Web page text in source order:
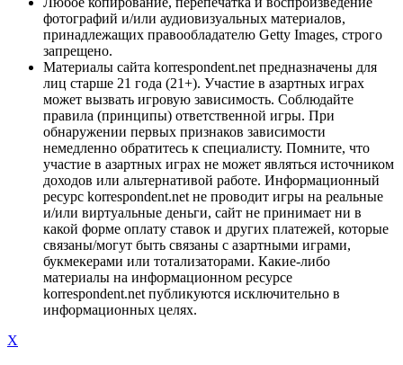
фотографий и/или аудиовизуальных материалов,
принадлежащих правообладателю Getty Images, строго
запрещено.
Материалы сайта korrespondent.net предназначены для
лиц старше 21 года (21+). Участие в азартных играх
может вызвать игровую зависимость. Соблюдайте
правила (принципы) ответственной игры. При
обнаружении первых признаков зависимости
немедленно обратитесь к специалисту. Помните, что
участие в азартных играх не может являться источником
доходов или альтернативой работе. Информационный
ресурс korrespondent.net не проводит игры на реальные
и/или виртуальные деньги, сайт не принимает ни в
какой форме оплату ставок и других платежей, которые
связаны/могут быть связаны с азартными играми,
букмекерами или тотализаторами. Какие-либо
материалы на информационном ресурсе
korrespondent.net публикуются исключительно в
информационных целях.
X